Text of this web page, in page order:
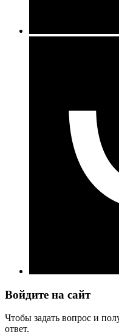
Войдите на сайт
Чтобы задать вопрос и
ответ.